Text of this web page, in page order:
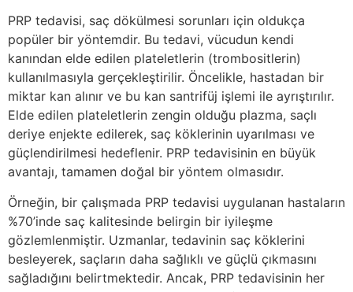
PRP tedavisi, saç dökülmesi sorunları için oldukça
popüler bir yöntemdir. Bu tedavi, vücudun kendi
kanından elde edilen plateletlerin (trombositlerin)
kullanılmasıyla gerçekleştirilir. Öncelikle, hastadan bir
miktar kan alınır ve bu kan santrifüj işlemi ile ayrıştırılır.
Elde edilen plateletlerin zengin olduğu plazma, saçlı
deriye enjekte edilerek, saç köklerinin uyarılması ve
güçlendirilmesi hedeflenir. PRP tedavisinin en büyük
avantajı, tamamen doğal bir yöntem olmasıdır.
Örneğin, bir çalışmada PRP tedavisi uygulanan hastaların
%70’inde saç kalitesinde belirgin bir iyileşme
gözlemlenmiştir. Uzmanlar, tedavinin saç köklerini
besleyerek, saçların daha sağlıklı ve güçlü çıkmasını
sağladığını belirtmektedir. Ancak, PRP tedavisinin her